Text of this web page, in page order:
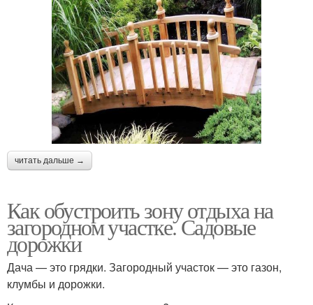
читать дальше →
Как обустроить зону отдыха на
загородном участке. Садовые
дорожки
Дача — это грядки. Загородный участок — это газон,
клумбы и дорожки.